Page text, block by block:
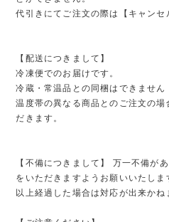
代引きにてご注文の際は【キャンセ
【配送につきまして】
冷凍便でのお届けです。
冷蔵・常温品との同梱はできません
温度帯の異なる商品とのご注文の
だきます。
【不備につきまして】 万一不備が
をいただきますようお願いいたし
以上経過した場合は対応が出来かね